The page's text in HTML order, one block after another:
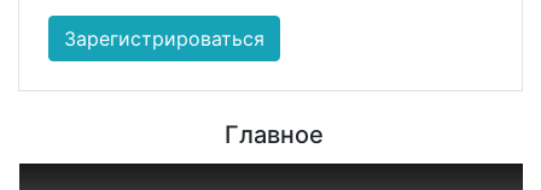
Зарегистрироваться
Главное